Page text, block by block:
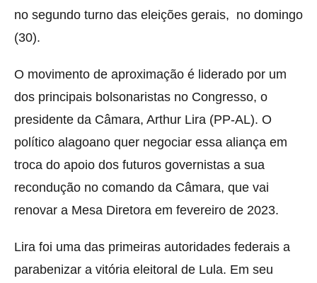
no segundo turno das eleições gerais, no domingo
(30).
O movimento de aproximação é liderado por um
dos principais bolsonaristas no Congresso, o
presidente da Câmara, Arthur Lira (PP-AL). O
político alagoano quer negociar essa aliança em
troca do apoio dos futuros governistas a sua
recondução no comando da Câmara, que vai
renovar a Mesa Diretora em fevereiro de 2023.
Lira foi uma das primeiras autoridades federais a
parabenizar a vitória eleitoral de Lula. Em seu